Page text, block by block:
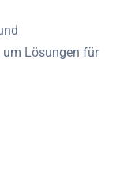
um Lösungen für